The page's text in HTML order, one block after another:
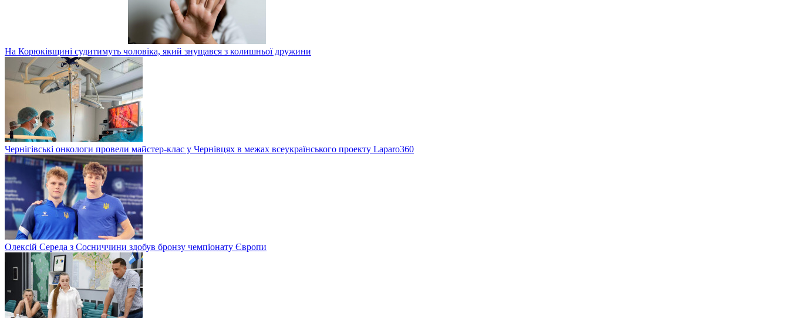
На Корюківщині судитимуть чоловіка, який знущався з колишньої дружини
Чернігівські онкологи провели майстер-клас у Чернівцях в межах всеукраїнського проекту Laparo360
Олексій Середа з Сосниччини здобув бронзу чемпіонату Європи